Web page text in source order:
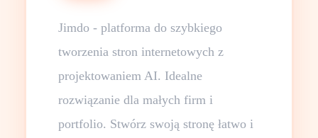
Jimdo - platforma do szybkiego
tworzenia stron internetowych z
projektowaniem AI. Idealne
rozwiązanie dla małych firm i
portfolio. Stwórz swoją stronę łatwo i